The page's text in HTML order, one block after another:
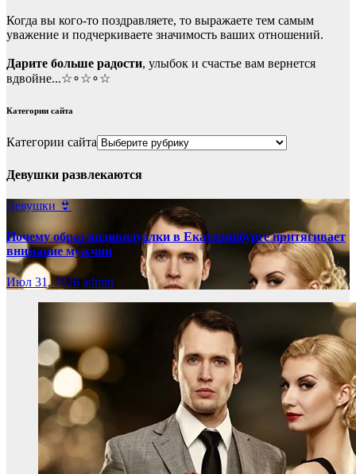
Когда вы кого-то поздравляете, то выражаете тем самым
уважение и подчеркиваете значимость ваших отношений.
Дарите больше радости, улыбок и счастье вам вернется
вдвойне...☆∘☆∘☆
Категории сайта
Категории сайта
Девушки развлекаются
Девушки 👙
Почему образ индивидуалки в Екатеринбурге притягивает
внимание мужчин
Июл 31, 2026 admin